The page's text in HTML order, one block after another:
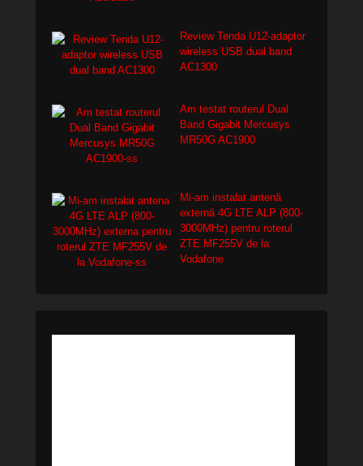
Review Tenda U12-adaptor
wireless USB dual band
AC1300
Am testat routerul Dual
Band Gigabit Mercusys
MR50G AC1900
Mi-am instalat antenă
externă 4G LTE ALP (800-
3000MHz) pentru roterul
ZTE MF255V de la
Vodafone